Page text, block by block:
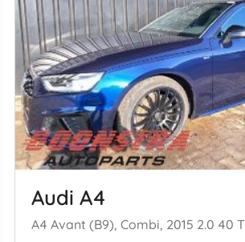
Audi A4